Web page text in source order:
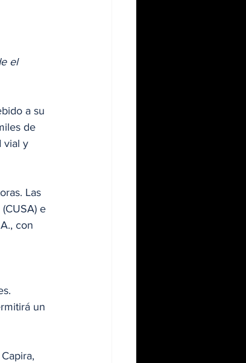
el
a su
de
vial y
Las
e
con
un